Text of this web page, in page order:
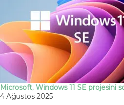
Microsoft, Windows 11 SE projesini
4 Ağustos 2025